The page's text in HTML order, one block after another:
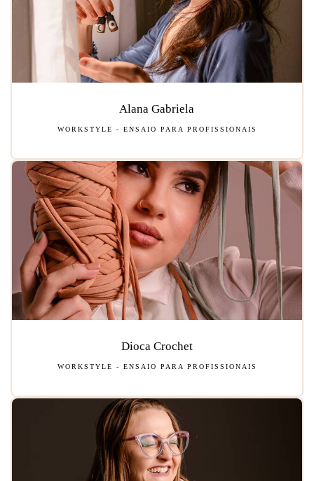
Alana Gabriela
WORKSTYLE - ENSAIO PARA PROFISSIONAIS
Dioca Crochet
WORKSTYLE - ENSAIO PARA PROFISSIONAIS